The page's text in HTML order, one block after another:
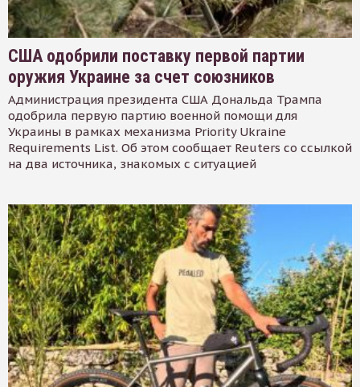
США одобрили поставку первой партии
оружия Украине за счет союзников
Администрация президента США Дональда Трампа
одобрила первую партию военной помощи для
Украины в рамках механизма Priority Ukraine
Requirements List. Об этом сообщает Reuters со ссылкой
на два источника, знакомых с ситуацией